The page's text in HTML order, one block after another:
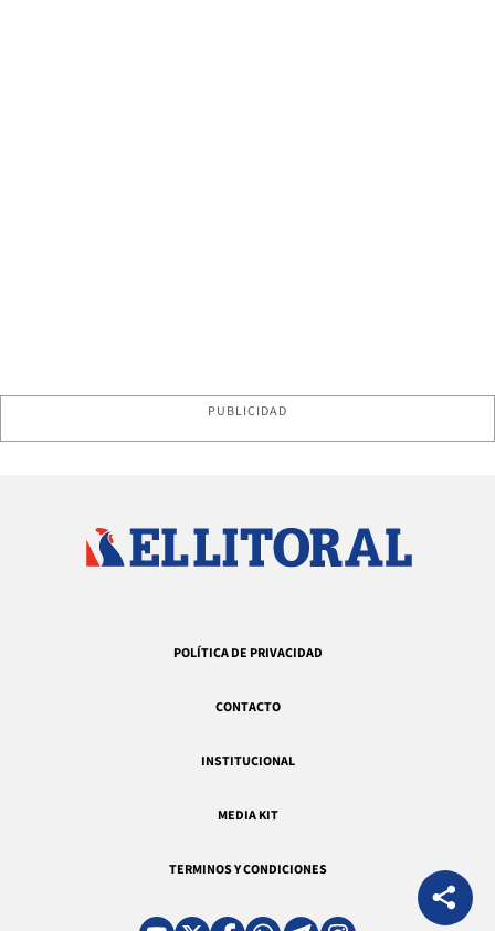
PUBLICIDAD
POLÍTICA DE PRIVACIDAD
CONTACTO
INSTITUCIONAL
MEDIA KIT
TERMINOS Y CONDICIONES